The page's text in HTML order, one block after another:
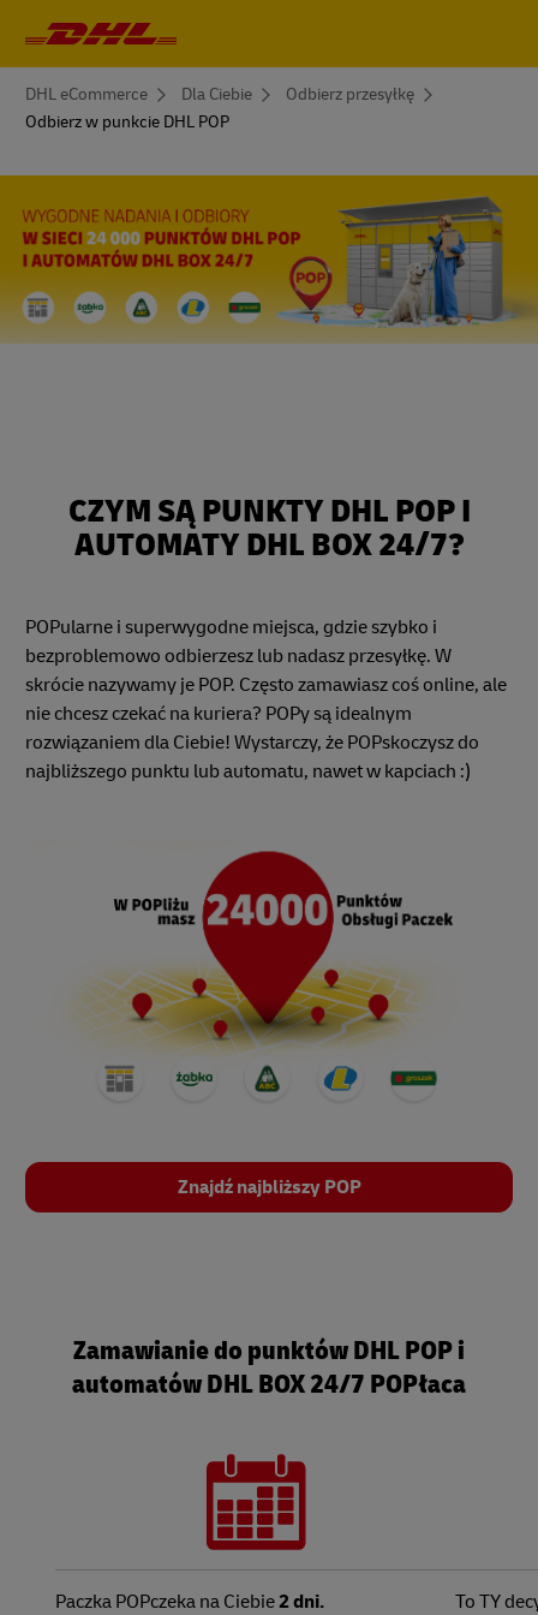
główna
You
here
DHL eCommerce Dla Ciebie
Odbierz przesyłkę
Odbierz w punkcie DHL POP
CZYM SĄ PUNKTY DHL POP I
AUTOMATY DHL BOX 24/7?
POPularne i superwygodne miejsca, gdzie szybko i
bezproblemowo odbierzesz lub nadasz przesyłkę. W
skrócie nazywamy je POP. Często zamawiasz coś online, ale
nie chcesz czekać na kuriera? POPy są idealnym
rozwiązaniem dla Ciebie! Wystarczy, że POPskoczysz do
najbliższego punktu lub automatu, nawet w kapciach :)
Znajdź najbliższy POP
Zamawianie do punktów DHL POP i
automatów DHL BOX 24/7 POPłaca
Paczka POPczeka na Ciebie2 dni.
To TY